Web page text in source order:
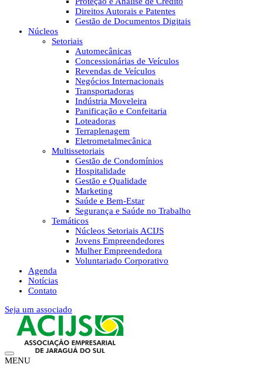
Direitos Autorais e Patentes
Gestão de Documentos Digitais
Núcleos
Setoriais
Automecânicas
Concessionárias de Veículos
Revendas de Veículos
Negócios Internacionais
Transportadoras
Indústria Moveleira
Panificação e Confeitaria
Loteadoras
Terraplenagem
Eletrometalmecânica
Multissetoriais
Gestão de Condomínios
Hospitalidade
Gestão e Qualidade
Marketing
Saúde e Bem-Estar
Segurança e Saúde no Trabalho
Temáticos
Núcleos Setoriais ACIJS
Jovens Empreendedores
Mulher Empreendedora
Voluntariado Corporativo
Agenda
Notícias
Contato
Seja um associado
MENU